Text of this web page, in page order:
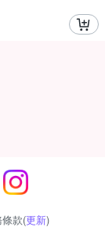
款(更新)